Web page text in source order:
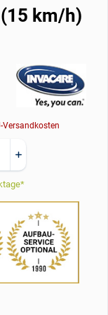
km/h)
Versandkosten